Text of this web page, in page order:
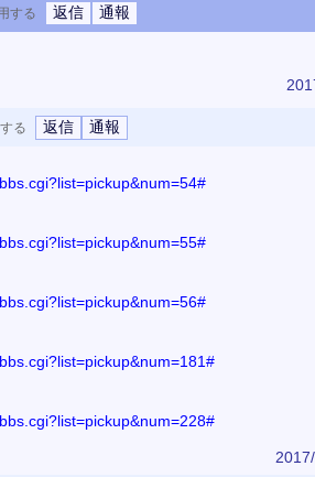
する
する